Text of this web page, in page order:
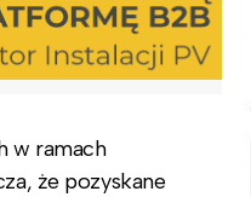
w ramach
że pozyskane